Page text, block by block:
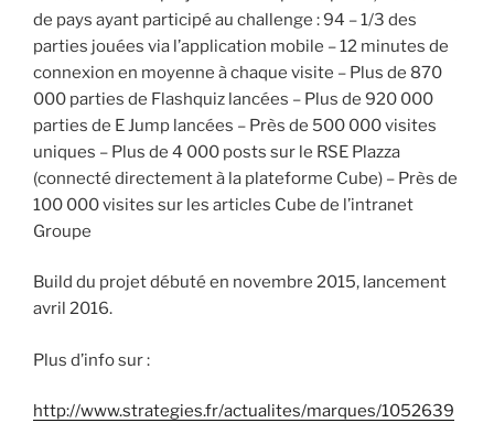
de pays ayant participé au challenge : 94 – 1/3 des
parties jouées via l’application mobile – 12 minutes de
connexion en moyenne à chaque visite – Plus de 870
000 parties de Flashquiz lancées – Plus de 920 000
parties de E Jump lancées – Près de 500 000 visites
uniques – Plus de 4 000 posts sur le RSE Plazza
(connecté directement à la plateforme Cube) – Près de
100 000 visites sur les articles Cube de l’intranet
Groupe
Build du projet débuté en novembre 2015, lancement
avril 2016.
Plus d’info sur :
http://www.strategies.fr/actualites/marques/1052639